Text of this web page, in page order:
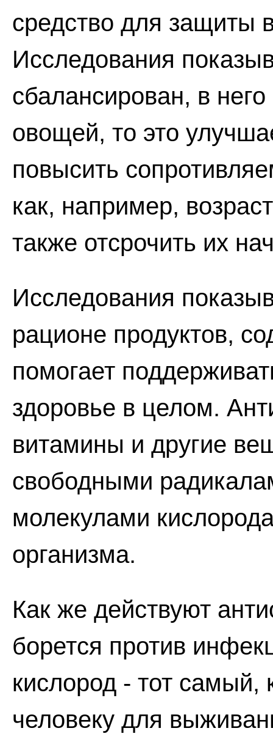
средство для защиты
Исследования
сбалансирован, в
овощей, то это
повысить
как, например,
также отсрочить их
Исследования
рационе продуктов,
помогает
здоровье в целом.
витамины и другие
свободными
молекулами
организма.
Как же действуют
борется против
кислород - тот
человеку для